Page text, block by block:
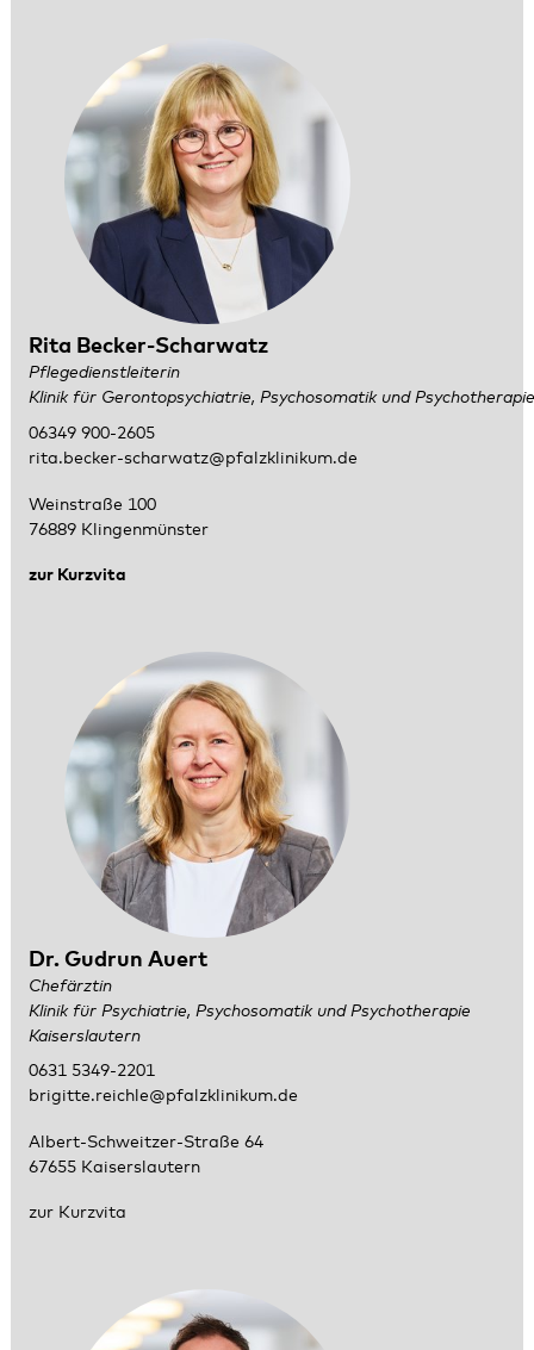
Rita Becker-Scharwatz
Pflegedienstleiterin
Klinik für Gerontopsychiatrie, Psychosomatik und Psychotherapie
06349 900-2605
rita.becker-scharwatz@pfalzklinikum.de
Weinstraße 100
76889 Klingenmünster
zur Kurzvita
Dr. Gudrun Auert
Chefärztin
Klinik für Psychiatrie, Psychosomatik und Psychotherapie
Kaiserslautern
0631 5349-2201
brigitte.reichle@pfalzklinikum.de
Albert-Schweitzer-Straße 64
67655 Kaiserslautern
zur Kurzvita